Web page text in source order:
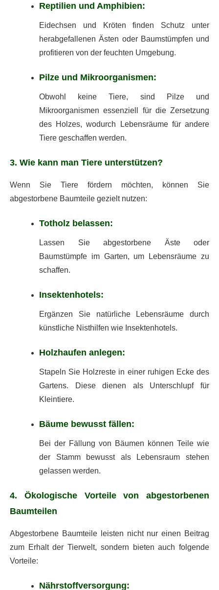
Reptilien und Amphibien:
Eidechsen und Kröten finden Schutz unter
herabgefallenen Ästen oder Baumstümpfen und
profitieren von der feuchten Umgebung.
Pilze und Mikroorganismen:
Obwohl keine Tiere, sind Pilze und
Mikroorganismen essenziell für die Zersetzung
des Holzes, wodurch Lebensräume für andere
Tiere geschaffen werden.
3. Wie kann man Tiere unterstützen?
Wenn Sie Tiere fördern möchten, können Sie
abgestorbene Baumteile gezielt nutzen:
Totholz belassen:
Lassen Sie abgestorbene Äste oder
Baumstümpfe im Garten, um Lebensräume zu
schaffen.
Insektenhotels:
Ergänzen Sie natürliche Lebensräume durch
künstliche Nisthilfen wie Insektenhotels.
Holzhaufen anlegen:
Stapeln Sie Holzreste in einer ruhigen Ecke des
Gartens. Diese dienen als Unterschlupf für
Kleintiere.
Bäume bewusst fällen:
Bei der Fällung von Bäumen können Teile wie
der Stamm bewusst als Lebensraum stehen
gelassen werden.
4. Ökologische Vorteile von abgestorbenen
Baumteilen
Abgestorbene Baumteile leisten nicht nur einen Beitrag
zum Erhalt der Tierwelt, sondern bieten auch folgende
Vorteile:
Nährstoffversorgung: